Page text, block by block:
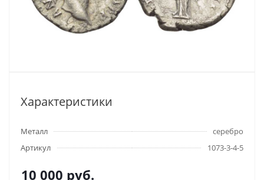
Характеристики
Металл
серебро
Артикул
1073-3-4-5
10 000 руб.